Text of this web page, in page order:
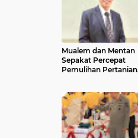
Mualem dan Mentan
Sepakat Percepat
Pemulihan Pertanian